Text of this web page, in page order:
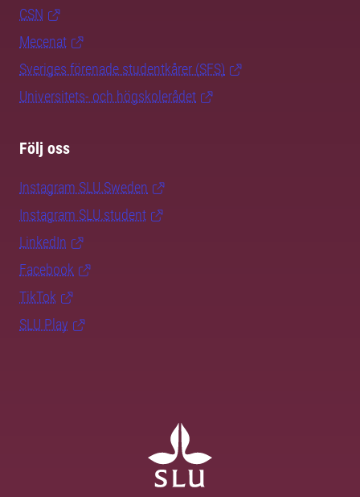
CSN
Mecenat
Sveriges förenade studentkårer (SFS)
Universitets- och högskolerådet
Följ oss
Instagram SLU.Sweden
Instagram SLU.student
LinkedIn
Facebook
TikTok
SLU Play